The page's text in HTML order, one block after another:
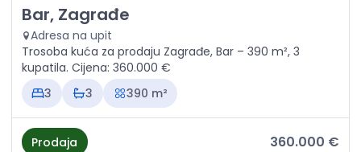
Prodaja - Kuća Bar, Zagrađe
Bar, Zagrađe
Adresa na upit
Trosoba kuća za prodaju Zagrađe, Bar – 390 m², 3
kupatila. Cijena: 360.000 €
3
3 390 m²
Prodaja 360.000 €